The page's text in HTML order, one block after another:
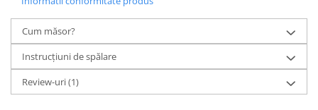
ajuta cu drag.
CARACTERISTICI PRINT
Tehnica avansata de printare
Print direct in tesatura
Calitate superioara a printului, rezistenat la spalari, culori vi si
durabile
Cum măsor?
Instrucțiuni de spălare
Review-uri(1)